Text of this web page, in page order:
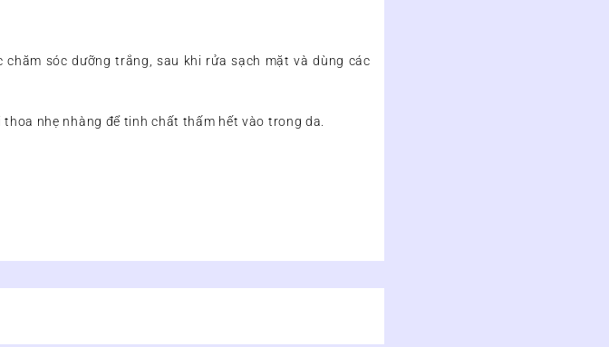
chăm sóc dưỡng trắng, sau khi rửa sạch mặt và dùng các
nhẹ nhàng để tinh chất thấm hết vào trong da.